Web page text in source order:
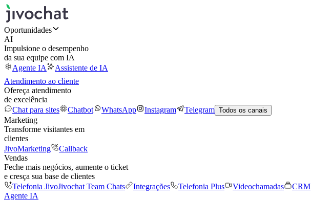
Oportunidades
AI
Impulsione o desempenho
da sua equipe com IA
Agente IA
Assistente de IA
Atendimento ao cliente
Ofereça atendimento
de excelência
Chat para sites
Chatbot WhatsApp Instagram Telegram Todos os canais
Marketing
Transforme visitantes em
clientes
JivoMarketing
Callback
Vendas
Feche mais negócios, aumente o ticket
e cresça sua base de clientes
Telefonia JivoJivochat Team Chats Integrações Telefonia Plus Videochamadas
CRM
Agente IA